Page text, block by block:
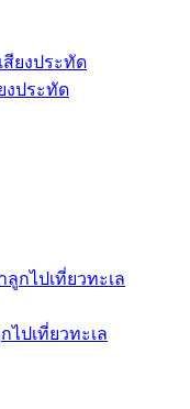
งประทัด
ไปเที่ยวทะเล